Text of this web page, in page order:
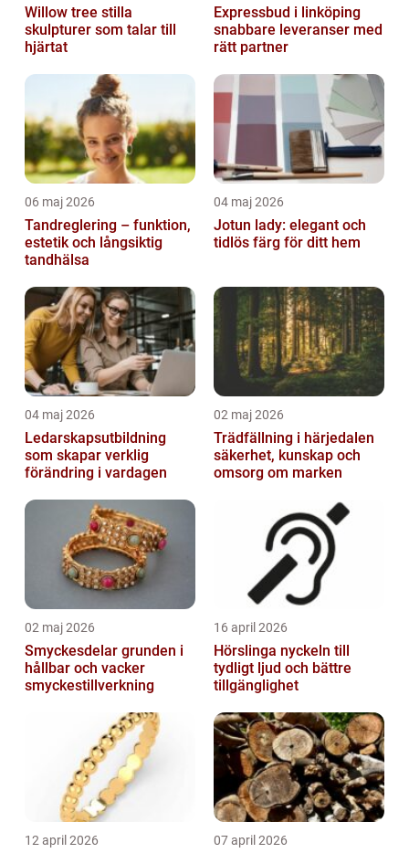
Willow tree stilla
skulpturer som talar till
hjärtat
Expressbud i linköping
snabbare leveranser med
rätt partner
06 maj 2026
Tandreglering – funktion,
estetik och långsiktig
tandhälsa
04 maj 2026
Jotun lady: elegant och
tidlös färg för ditt hem
04 maj 2026
Ledarskapsutbildning
som skapar verklig
förändring i vardagen
02 maj 2026
Trädfällning i härjedalen
säkerhet, kunskap och
omsorg om marken
02 maj 2026
Smyckesdelar grunden i
hållbar och vacker
smyckestillverkning
16 april 2026
Hörslinga nyckeln till
tydligt ljud och bättre
tillgänglighet
12 april 2026 07 april 2026